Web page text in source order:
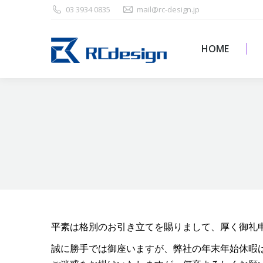
03 3934 0835 mail@rc-design.jp
HOME
平素は格別のお引き立てを賜りまして、厚く御礼
誠に勝手では御座いますが、弊社の年末年始休
HOME